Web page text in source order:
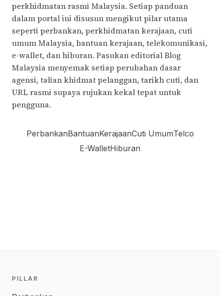
perkhidmatan rasmi Malaysia. Setiap panduan
dalam portal ini disusun mengikut pilar utama
seperti perbankan, perkhidmatan kerajaan, cuti
umum Malaysia, bantuan kerajaan, telekomunikasi,
e-wallet, dan hiburan. Pasukan editorial Blog
Malaysia menyemak setiap perubahan dasar
agensi, talian khidmat pelanggan, tarikh cuti, dan
URL rasmi supaya rujukan kekal tepat untuk
pengguna.
PerbankanBantuanKerajaanCuti UmumTelco
E-WalletHiburan
PILLAR